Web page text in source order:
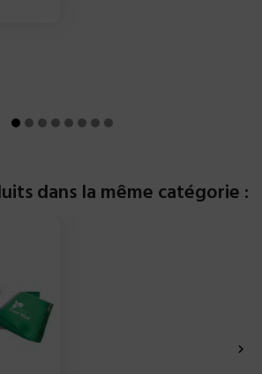
dans la même catégorie :
